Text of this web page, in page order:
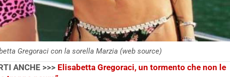
Gregoraci con la sorella Marzia (web source)
ANCHE >>> Elisabetta Gregoraci, un tormento che non le